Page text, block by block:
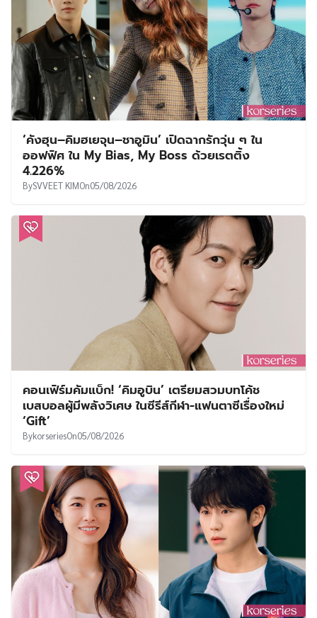
‘คังฮุน–คิมฮเยจุน–ชาอูมิน’ เปิดฉากรักวุ่น ๆ ใน
ออฟฟิศ ใน My Bias, My Boss ด้วยเรตติ้ง
4.226%
BySVVEET KIMOn05/08/2026
คอนเฟิร์มคัมแบ็ก! ‘คิมอูบิน’ เตรียมสวมบทโค้ช
เบสบอลผู้มีพลังวิเศษ ในซีรีส์กีฬา-แฟนตาซีเรื่องใหม่
‘Gift’
BykorseriesOn05/08/2026